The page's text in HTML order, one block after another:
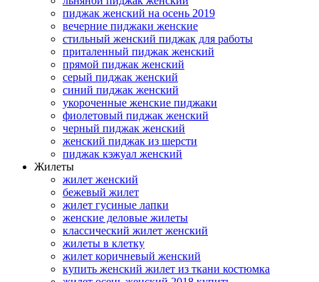
пиджак женский на осень 2019
вечерние пиджаки женские
стильный женский пиджак для работы
приталенный пиджак женский
прямой пиджак женский
серый пиджак женский
синий пиджак женский
укороченные женские пиджаки
фиолетовый пиджак женский
черный пиджак женский
женский пиджак из шерсти
пиджак кэжуал женский
Жилеты
жилет женский
бежевый жилет
жилет гусиные лапки
женские деловые жилеты
классический жилет женский
жилеты в клетку
жилет коричневый женский
купить женский жилет из ткани костюмка